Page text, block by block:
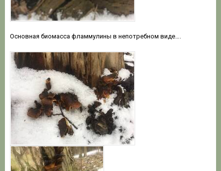
Основная биомасса фламмулины в непотребном виде….